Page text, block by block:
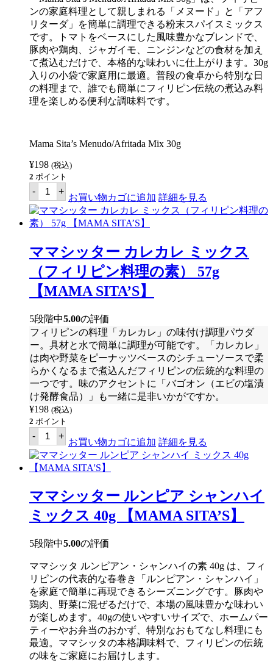
ッ
グ
ミ
ッ
ク
ス
40g
【MAMA
SITA'S】
個
ンの家庭料理として親しまれる「メヌード」と「アフ
リターダ」を簡単に調理できる粉末スパイスミックス
です。トマトをベースにした風味豊かなブレンドで、
豚肉や鶏肉、ジャガイモ、ニンジンなどの食材を加え
て煮込むだけで、本格的な味わいに仕上がります。30g
入りの小袋で家庭用に最適。普段の食卓から特別な日
の料理まで、誰でも簡単にフィリピン伝統の煮込み料
理を楽しめる便利な調味料です。
Mama Sita’s Menudo/Afritada Mix 30g
¥198 (税込)
2 ポイント
- マ
マ
シ
ッ
タ
メ
ヌ
ー
ド
ア
フ
タ
ー
ダ
ミ
ッ
ク
ス
30g
【MAMA
SITA'S】
個
+
お買い物カゴに追加 詳細を見る
ママシッター カレカレ ミックス
（フィリピン料理の素） 57g
【MAMA SITA’S】
5段階中5.00の評価
フィリピンの料理「カレカレ」の味付け調理パウダ
ー。具材と水で簡単に調理が可能です。「カレカレ」
は肉や野菜をピーナッツベースのシチューソースで柔
らかくなるまで煮込んだフィリピンの伝統的な料理の
一つです。味のアクセントに「バゴオン（エビの塩漬
け発酵食品）」も一緒に是非いかがですか。
¥198 (税込)
2 ポイント
- マ
マ
シ
ッ
タ
カ
レ
カ
レ
ッ
ク
（フ
ィ
リ
ピ
ン
料
理
の
素）
57g
+
お買い物カゴに追加 詳細を見る
ママシッター ルンピア シャンハイ
ミックス 40g 【MAMA SITA’S】
5段階中5.00の評価
ママシッタ ルンピアン・シャンハイの素 40g は、フィ
リピンの代表的な春巻き「ルンピアン・シャンハイ」
を家庭で簡単に再現できるシーズニングです。豚肉や
鶏肉、野菜に混ぜるだけで、本場の風味豊かな味わい
が楽しめます。40gの使いやすいサイズで、ホームパー
ティーやお弁当のおかず、特別なおもてなし料理にも
最適。ママシッタの本格調味料で、フィリピンの伝統
の味をご家庭にお届けします。